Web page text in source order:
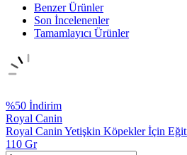
Benzer Ürünler
Son İncelenenler
Tamamlayıcı Ürünler
%50 İndirim
Royal Canin
Royal Canin Yetişkin Köpekler İçin
110 Gr